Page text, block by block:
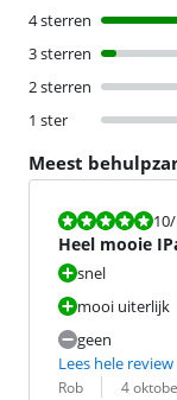
4 sterren
3 sterren
2 sterren
1 ster
Meest
Beoordeling is 10 van
10
Heel mooie
eigenschappen
snel
mooi uiterlijk
geen
Lees hele review
Beoordeling door:
Rob
Datum: 4